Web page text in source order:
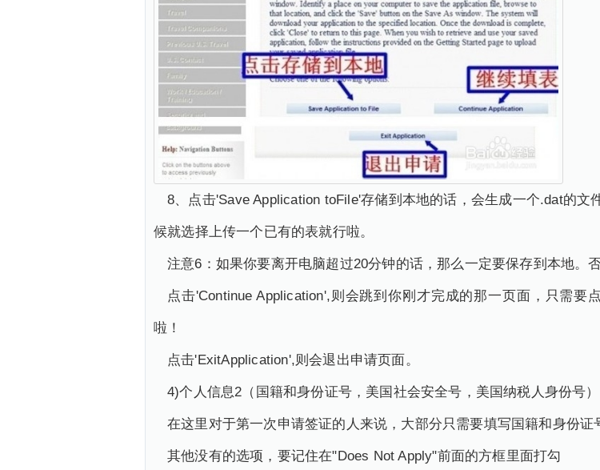
8、点击'Save Application toFile'存储到本地的话，会生成一个.dat的
候就选择上传一个已有的表就行啦。
注意6：如果你要离开电脑超过20分钟的话，那么一定要保存到本地。
点击'Continue Application',则会跳到你刚才完成的那一页面，只需要
啦！
点击'ExitApplication',则会退出申请页面。
4)个人信息2（国籍和身份证号，美国社会安全号，美国纳税人身份号）
在这里对于第一次申请签证的人来说，大部分只需要填写国籍和身份证
其他没有的选项，要记住在"Does Not Apply"前面的方框里面打勾